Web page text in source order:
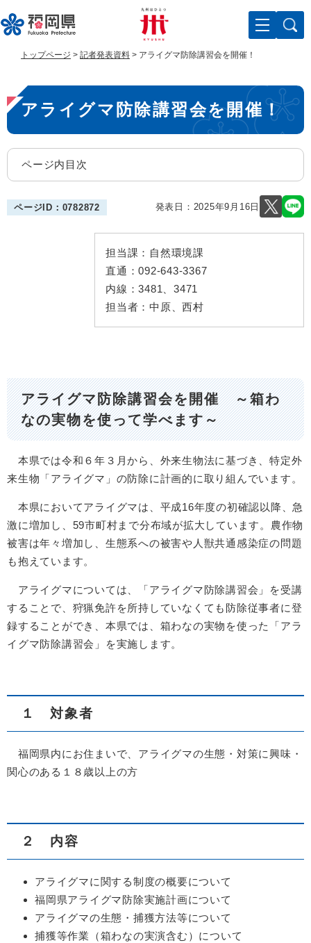
ー
ジ
で
す
ニ
ュ
ば
し
文
トップページ > 記者発表資料 > アライグマ防除講習会を開催！
本
文
アライグマ防除講習会を開催！
ページ内目次
ページID：0782872 発表日： 2025年9月16日
担当課： 自然環境課
直通：092-643-3367
内線：3481、3471
担当者： 中原、西村
アライグマ防除講習会を開催 ～箱わ
なの実物を使って学べます～
本県では令和６年３月から、外来生物法に基づき、特定外
来生物「アライグマ」の防除に計画的に取り組んでいます。
本県においてアライグマは、平成16年度の初確認以降、急
激に増加し、59市町村まで分布域が拡大しています。農作物
被害は年々増加し、生態系への被害や人獣共通感染症の問題
も抱えています。
アライグマについては、「アライグマ防除講習会」を受講
することで、狩猟免許を所持していなくても防除従事者に登
録することができ、本県では、箱わなの実物を使った「アラ
イグマ防除講習会」を実施します。
１ 対象者
福岡県内にお住まいで、アライグマの生態・対策に興味・
関心のある１８歳以上の方
２ 内容
アライグマに関する制度の概要について
福岡県アライグマ防除実施計画について
アライグマの生態・捕獲方法等について
捕獲等作業（箱わなの実演含む）について